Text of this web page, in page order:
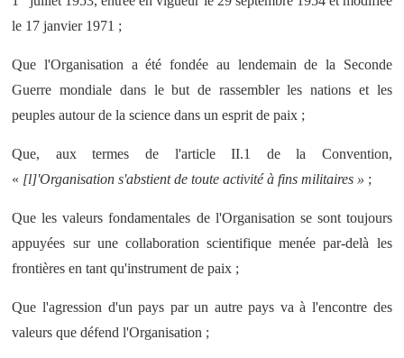
le 17 janvier 1971 ;
Que l'Organisation a été fondée au lendemain de la Seconde
Guerre mondiale dans le but de rassembler les nations et les
peuples autour de la science dans un esprit de paix ;
Que, aux termes de l'article II.1 de la Convention,
« [l]'Organisation s'abstient de toute activité à fins militaires » ;
Que les valeurs fondamentales de l'Organisation se sont toujours
appuyées sur une collaboration scientifique menée par-delà les
frontières en tant qu'instrument de paix ;
Que l'agression d'un pays par un autre pays va à l'encontre des
valeurs que défend l'Organisation ;